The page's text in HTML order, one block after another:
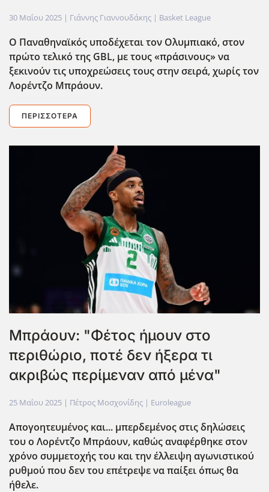
30 Μαΐου 2025 | Γιάννης Γιαννουδάκης | Basket League
Ο Παναθηναϊκός υποδέχεται τον Ολυμπιακό, στον
πρώτο τελικό της GBL, με τους «πράσινους» να
ξεκινούν τις υποχρεώσεις τους στην σειρά, χωρίς τον
Λορέντζο Μπράουν.
ΠΕΡΙΣΣΌΤΕΡΑ
Μπράουν: "Φέτος ήμουν στο
περιθώριο, ποτέ δεν ήξερα τι
ακριβώς περίμεναν από μένα"
25 Μαΐου 2025 | Πέτρος Μοσχονίδης | Euroleague
Απογοητευμένος και... μπερδεμένος στις δηλώσεις
του ο Λορέντζο Μπράουν, καθώς αναφέρθηκε στον
χρόνο συμμετοχής του και την έλλειψη αγωνιστικού
ρυθμού που δεν του επέτρεψε να παίξει όπως θα
ήθελε.